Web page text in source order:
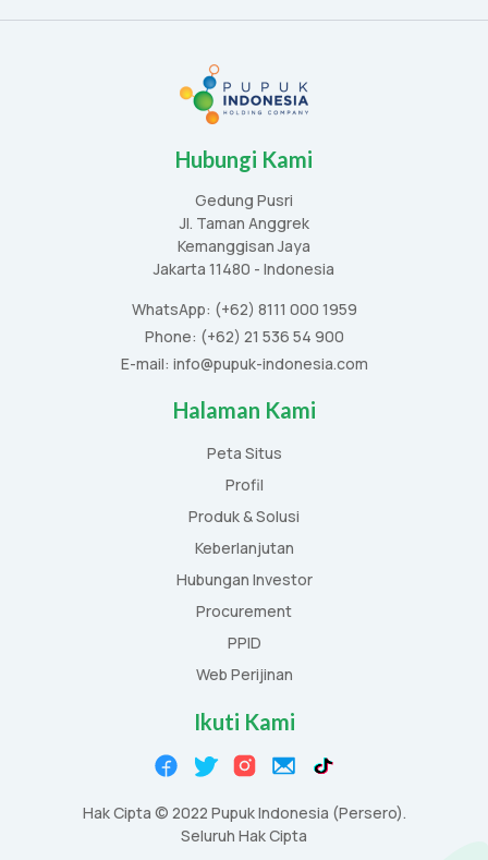
Hubungi Kami
Gedung Pusri
Jl. Taman Anggrek
Kemanggisan Jaya
Jakarta 11480 - Indonesia
WhatsApp: (+62) 8111 000 1959
Phone: (+62) 21 536 54 900
E-mail: info@pupuk-indonesia.com
Halaman Kami
Peta Situs
Profil
Produk & Solusi
Keberlanjutan
Hubungan Investor
Procurement
PPID
Web Perijinan
Ikuti Kami
Hak Cipta © 2022 Pupuk Indonesia (Persero).
Seluruh Hak Cipta